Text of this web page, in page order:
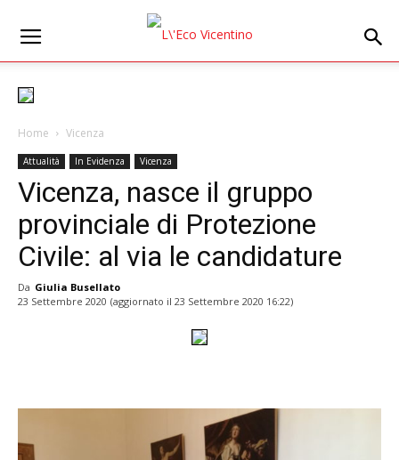
Home Vicenza
Attualità In Evidenza Vicenza
Vicenza, nasce il gruppo
provinciale di Protezione
Civile: al via le candidature
Da Giulia Busellato
23 Settembre 2020 (aggiornato il 23 Settembre 2020 16:22)